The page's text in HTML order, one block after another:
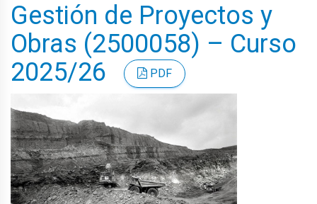
Gestión de Proyectos y
Obras (2500058) – Curso
2025/26
PDF